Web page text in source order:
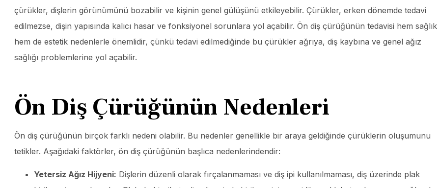
çürükler, dişlerin görünümünü bozabilir ve kişinin genel gülüşünü etkileyebilir. Çürükler, erken dönemde tedavi
edilmezse, dişin yapısında kalıcı hasar ve fonksiyonel sorunlara yol açabilir. Ön diş çürüğünün tedavisi hem sağlık
hem de estetik nedenlerle önemlidir, çünkü tedavi edilmediğinde bu çürükler ağrıya, diş kaybına ve genel ağız
sağlığı problemlerine yol açabilir.
Ön Diş Çürüğünün Nedenleri
Ön diş çürüğünün birçok farklı nedeni olabilir. Bu nedenler genellikle bir araya geldiğinde çürüklerin oluşumunu
tetikler. Aşağıdaki faktörler, ön diş çürüğünün başlıca nedenlerindendir:
Yetersiz Ağız Hijyeni: Dişlerin düzenli olarak fırçalanmaması ve diş ipi kullanılmaması, diş üzerinde plak